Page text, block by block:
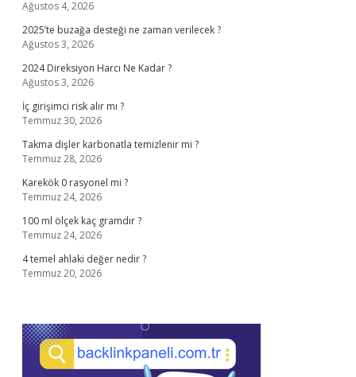
Ağustos 4, 2026
2025’te buzağa desteği ne zaman verilecek ?
Ağustos 3, 2026
2024 Direksiyon Harcı Ne Kadar ?
Ağustos 3, 2026
İç girişimci risk alır mı ?
Temmuz 30, 2026
Takma dişler karbonatla temizlenir mi ?
Temmuz 28, 2026
Karekök 0 rasyonel mi ?
Temmuz 24, 2026
100 ml ölçek kaç gramdır ?
Temmuz 24, 2026
4 temel ahlaki değer nedir ?
Temmuz 20, 2026